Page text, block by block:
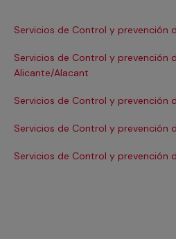
Servicios de Control y prevención
Servicios de Control y prevención
Alicante/Alacant
Servicios de Control y prevención
Servicios de Control y prevención
Servicios de Control y prevención